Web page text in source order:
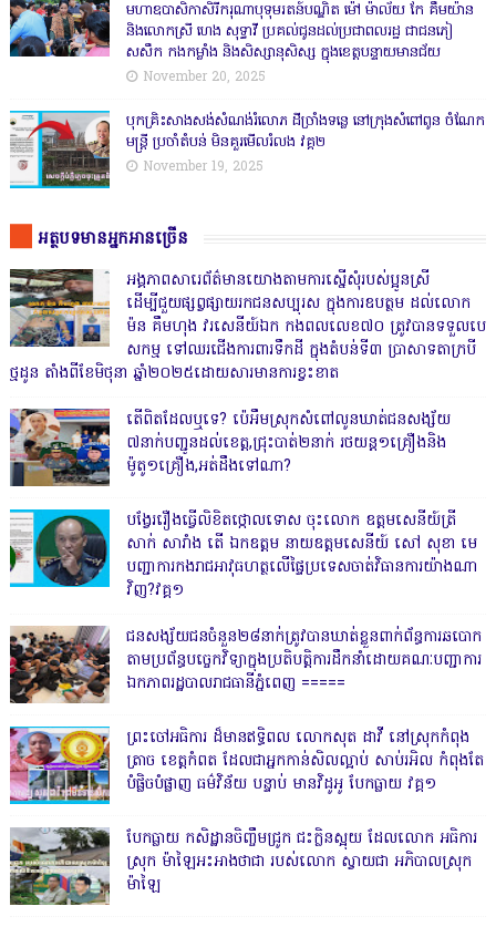
មហាឧបាសិកាសិរីករុណាបុទុមរតន៍បណ្ឌិត ម៉ៅ ម៉ាល័យ កែ គឹមយ៉ាន
និងលោកស្រី ហេង សុទ្ធាវី ប្រគល់ជូនដល់ប្រជាពលរដ្ឋ ជាជនភៀ
សសឹក កងកម្លាំង និងសិស្សានុសិស្ស ក្នុងខេត្តបន្ទាយមានជ័យ
November 20, 2025
បុកគ្រិះសាងសង់សំណង់រំលោភ ដីច្រាំងទន្លេ នៅក្រុងសំពៅពូន ចំណែក
មន្ត្រី ប្រចាំតំបន់ មិនគួរមើលរំលង វគ្គ២
November 19, 2025
អត្ថបទមានអ្នកអានច្រើន
អង្គភាពសារេព័ត៌មានយោងតាមការស្នើសុំរបស់ប្អូនស្រី
ដើម្បីជួយផ្សព្វផ្សាយរកជនសប្បុរស ក្នុងការឧបត្ថម ដល់លោក
ម៉ន គឹមហុង វរសេនីយ៍ឯក កងពលលេខ៧០ ត្រូវបានទទួលបេ
សកម្ម ទៅឈរជើងការពារទឹកដី ក្នុងតំបន់ទី៣ ប្រាសាទតាក្របី
ថ្មដូន តាំងពីខែមិថុនា ឆ្នាំ២០២៥ដោយសារមានការខ្វះខាត
តើពិតដែលឬទេ? ប៉េអឹមស្រុកសំពៅលូនឃាត់ជនសង្ស័យ
៧នាក់បញ្ជូនដល់ខេត្ត,ជ្រុះបាត់២នាក់ រថយន្ត១គ្រឿងនិង
ម៉ូតូ១គ្រឿង,អត់ដឹងទៅណា?
បង្វែររឿងធ្វើលិខិតថ្កោលទោស ចុះលោក ឧត្តមសេនីយ៍ត្រី
សាក់ សារាំង តើ ឯកឧត្តម នាយឧត្តមសេនីយ៍ សៅ សុខា មេ
បញ្ជាការកងរាជអាវុធហត្ថលើផ្ទៃប្រទេសចាត់វិធានការយ៉ាងណា
វិញ?វគ្គ១
ជនសង្ស័យជនចំនួន២៨នាក់ត្រូវបានឃាត់ខ្លួនពាក់ព័ន្ធការឆបោក
តាមប្រព័ន្ធបច្ចេកវិទ្យាក្នុងប្រតិបត្តិការដឹកនាំដោយគណៈបញ្ជាការ
ឯកភាពរដ្ឋបាលរាជធានីភ្នំពេញ ‎=====
ព្រះចៅអធិការ ដ៏មានឥទ្ធិពល លោកសុត ដាវី នៅស្រុកកំពុង
ត្រាច ខេត្តកំពត ដែលជាអ្នកកាន់សិលល្អាប់ សាប់រអិល កំពុងតែ
បំផ្លិចបំផ្លាញ ធម៌វិន័យ បន្ទាប់ មានវិដូអូ បែកធ្លាយ វគ្គ១
បែកធ្លាយ កសិដ្ឋានចិញ្ចឹមជ្រូក ជះក្លិនស្អុយ ដែលលោក អធិការ
ស្រុក ម៉ាឡៃអះអាងថាជា របស់លោក ស្វាយជា អភិបាលស្រុក
ម៉ាឡៃ